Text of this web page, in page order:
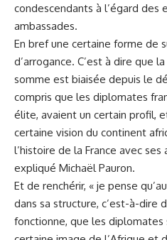
condescendants à l’égard des
ambassades.
En bref une certaine forme de
d’arrogance. C’est à dire que
somme est biaisée depuis le
compris que les diplomates
élite, avaient un certain profil,
certaine vision du continent
l’histoire de la France avec ses
expliqué Michaël Pauron.
Et de renchérir, « je pense
dans sa structure, c’est-à-dire
fonctionne, que les